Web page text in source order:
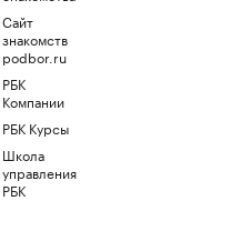
Сайт
знакомств
podbor.ru
РБК
Компании
РБК Курсы
Школа
управления
РБК